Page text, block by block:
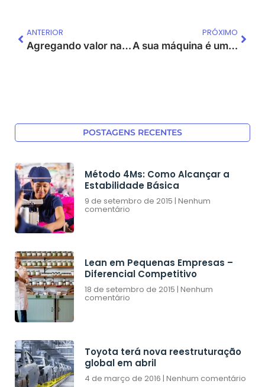
ANTERIOR
Agregando valor na operação de pedido do cliente
PRÓXIMO
A sua máquina é uma ilha cercada de material por todos os lados?
POSTAGENS RECENTES
Método 4Ms: Como Alcançar a
Estabilidade Básica
9 de setembro de 2015 Nenhum
comentário
Lean em Pequenas Empresas –
Diferencial Competitivo
18 de setembro de 2015 Nenhum
comentário
Toyota terá nova reestruturação
global em abril
4 de março de 2016 Nenhum comentário